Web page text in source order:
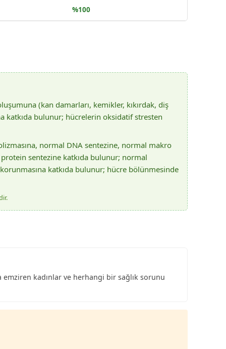
%100
(kan damarları, kemikler, kıkırdak, diş
bulunur; hücrelerin oksidatif stresten
normal DNA sentezine, normal makro
sentezine katkıda bulunur; normal
katkıda bulunur; hücre bölünmesinde
kadınlar ve herhangi bir sağlık sorunu